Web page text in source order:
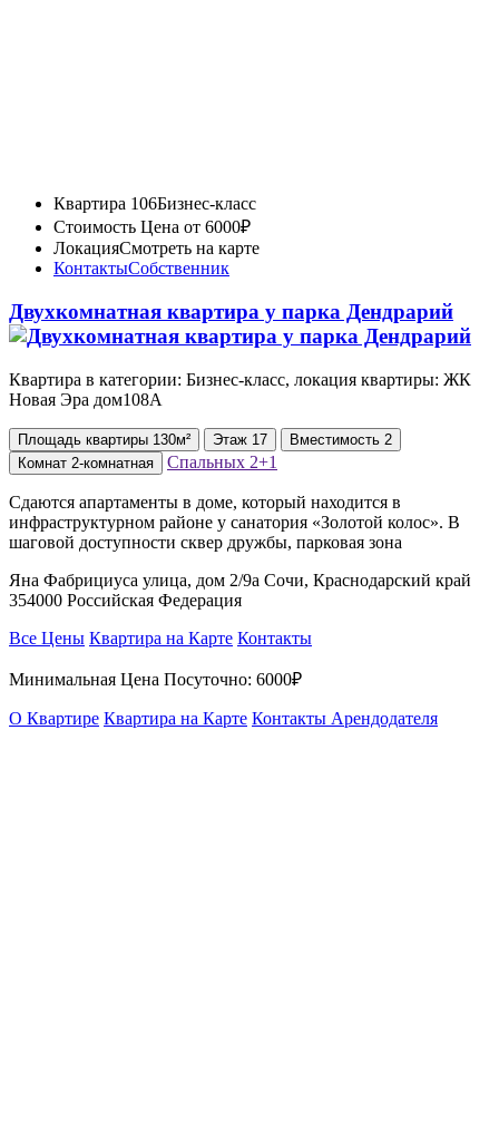
Квартира 106Бизнес-класс
Стоимость Цена от 6000₽
ЛокацияСмотреть на карте
КонтактыСобственник
Двухкомнатная квартира у парка Дендрарий
Квартира в категории: Бизнес-класс, локация квартиры: ЖК
Новая Эра дом108А
Площадь квартиры 130м² Этаж 17 Вместимость 2
Комнат 2-комнатная Спальных 2+1
Сдаются апартаменты в доме, который находится в
инфраструктурном районе у санатория «Золотой колос». В
шаговой доступности сквер дружбы, парковая зона
Яна Фабрициуса улица, дом 2/9а Сочи, Краснодарский край
354000 Российская Федерация
Все Цены Квартира на Карте Контакты
Минимальная Цена Посуточно: 6000₽
О Квартире Квартира на Карте Контакты Арендодателя